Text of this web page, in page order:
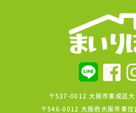
〒537-0012 大阪市東成区
〒546-0012 大阪府大阪市東